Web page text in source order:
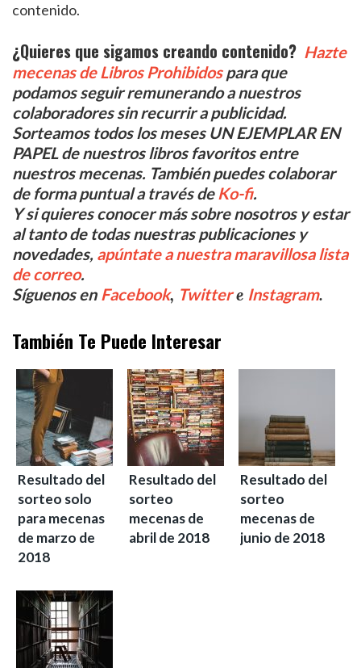
contenido.
¿Quieres que sigamos creando contenido? Hazte
mecenas de Libros Prohibidospara que
podamos seguir remunerando a nuestros
colaboradores sin recurrir a publicidad.
Sorteamos todos los meses UN EJEMPLAR EN
PAPEL de nuestros libros favoritos entre
nuestros mecenas. También puedes colaborar
de forma puntual a través de Ko-fi.
Y si quieres conocer más sobre nosotros y estar
al tanto de todas nuestras publicaciones y
novedades, apúntate a nuestra maravillosa lista
de correo.
Síguenos en Facebook, Twittere Instagram.
También Te Puede Interesar
Resultado del
sorteo solo
para mecenas
de marzo de
2018
Resultado del
sorteo
mecenas de
abril de 2018
Resultado del
sorteo
mecenas de
junio de 2018